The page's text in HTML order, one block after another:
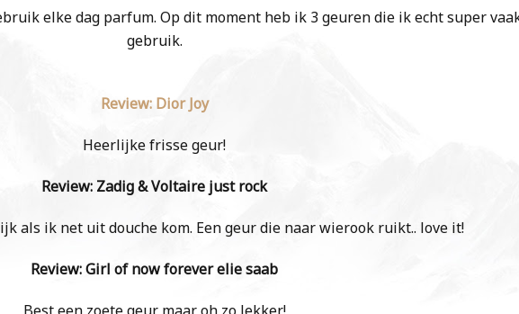
elke dag parfum. Op dit moment heb ik 3 geuren die ik echt super
gebruik.
Review: Dior Joy
Heerlijke frisse geur!
Review: Zadig & Voltaire just rock
als ik net uit douche kom. Een geur die naar wierook ruikt.. love it!
Review: Girl of now forever elie saab